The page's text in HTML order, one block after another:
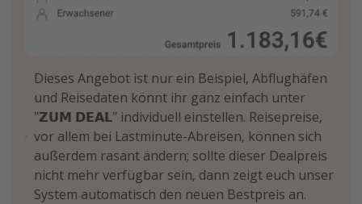
Dieses Angebot ist nur ein Beispiel, Abflughäfen
und Reisedaten könnt ihr ganz einfach unter
"𝗭𝗨𝗠 𝗗𝗘𝗔𝗟" individuell einstellen. Reisepreise,
vor allem bei Lastminute-Abreisen, können sich
außerdem rasant ändern; sollte dieser Dealpreis
nicht mehr verfügbar sein, dann zeigt euch unser
System automatisch den neuen Bestpreis an.